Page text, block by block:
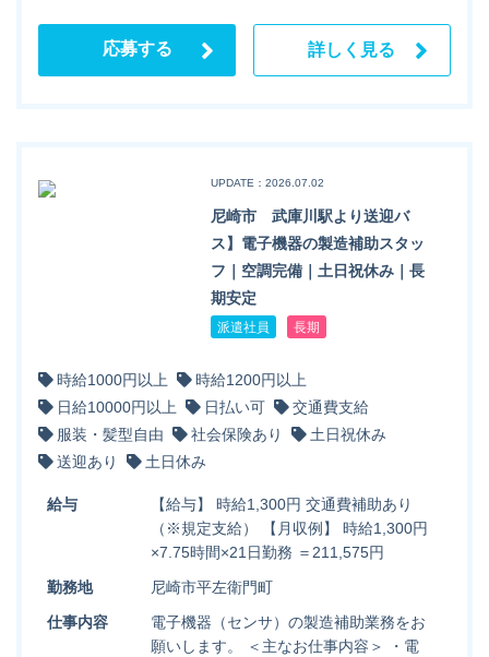
応募する 詳しく見る
UPDATE：2026.07.02
尼崎市 武庫川駅より送迎バ
ス】電子機器の製造補助スタッ
フ｜空調完備｜土日祝休み｜長
期安定
派遣社員 長期
時給1000円以上
時給1200円以上
日給10000円以上
日払い可
交通費支給
服装・髪型自由
社会保険あり
土日祝休み
送迎あり
土日休み
給与
【給与】 時給1,300円 交通費補助あり
（※規定支給） 【月収例】 時給1,300円
×7.75時間×21日勤務 ＝211,575円
勤務地
尼崎市平左衛門町
仕事内容
電子機器（センサ）の製造補助業務をお
願いします。 ＜主なお仕事内容＞ ・電